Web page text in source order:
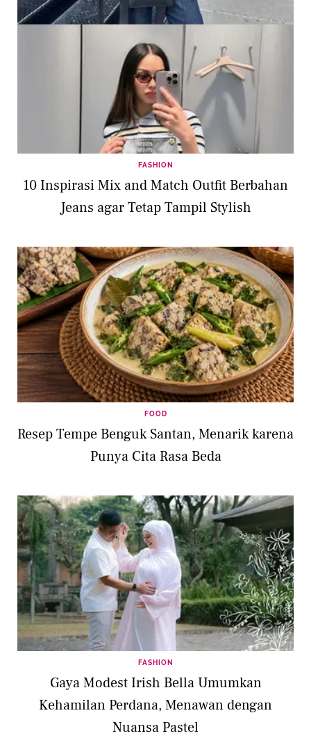
FASHION
10 Inspirasi Mix and Match Outfit Berbahan
Jeans agar Tetap Tampil Stylish
FOOD
Resep Tempe Benguk Santan, Menarik karena
Punya Cita Rasa Beda
FASHION
Gaya Modest Irish Bella Umumkan
Kehamilan Perdana, Menawan dengan
Nuansa Pastel